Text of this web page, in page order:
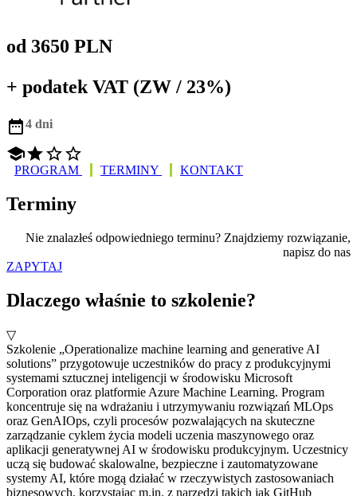
od 3650 PLN
+ podatek VAT (ZW / 23%)
4 dni

PROGRAM TERMINY KONTAKT
Terminy
Nie znalazłeś odpowiedniego terminu? Znajdziemy rozwiązanie,
napisz do nas
ZAPYTAJ
Dlaczego właśnie to szkolenie?
▽
Szkolenie „Operationalize machine learning and generative AI
solutions” przygotowuje uczestników do pracy z produkcyjnymi
systemami sztucznej inteligencji w środowisku Microsoft
Corporation oraz platformie Azure Machine Learning. Program
koncentruje się na wdrażaniu i utrzymywaniu rozwiązań MLOps
oraz GenAIOps, czyli procesów pozwalających na skuteczne
zarządzanie cyklem życia modeli uczenia maszynowego oraz
aplikacji generatywnej AI w środowisku produkcyjnym. Uczestnicy
uczą się budować skalowalne, bezpieczne i zautomatyzowane
systemy AI, które mogą działać w rzeczywistych zastosowaniach
biznesowych, korzystając m.in. z narzędzi takich jak GitHub